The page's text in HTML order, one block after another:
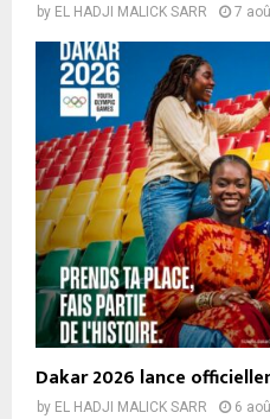
by EL HADJI MALICK SARR 7
Dakar 2026 lance
by EL HADJI MALICK SARR 6